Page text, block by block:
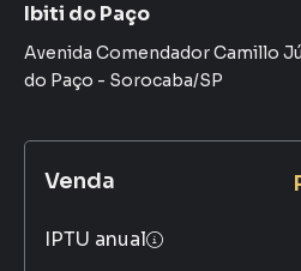
Ibiti do Paço
Avenida Comendador Camillo
do Paço - Sorocaba/SP
Venda
IPTU anual